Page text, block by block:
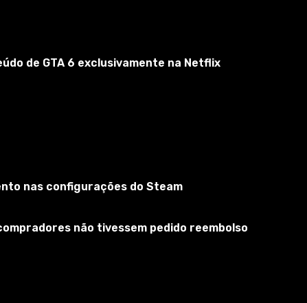
de GTA 6 exclusivamente na Netflix
nas configurações do Steam
não tivessem pedido reembolso